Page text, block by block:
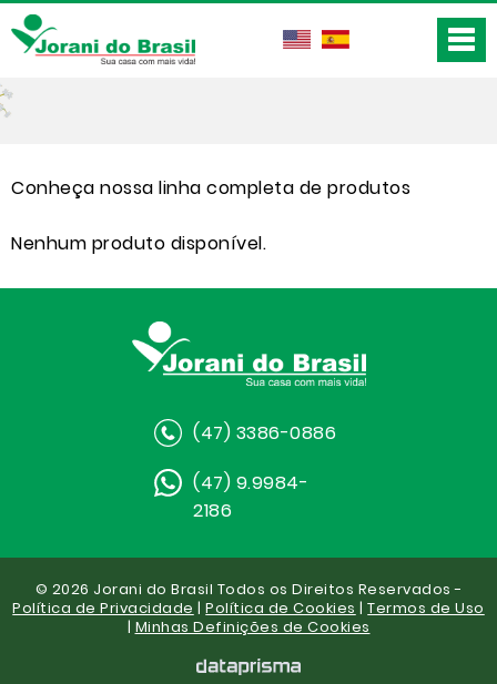
Conheça nossa linha completa de produtos
Nenhum produto disponível.
(47) 3386-0886
(47) 9.9984-
2186
© 2026 Jorani do Brasil Todos os Direitos Reservados -
Política de Privacidade |Política de Cookies |Termos de Uso
| Minhas Definições de Cookies